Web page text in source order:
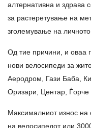
алтернативна и здрава
за растеретување на
зголемување на личното
Од тие причини, и оваа
нови велосипеди за
Аеродром, Гази Баба,
Оризари, Центар, Ѓорче
Максималниот износ на
на велосипедот или